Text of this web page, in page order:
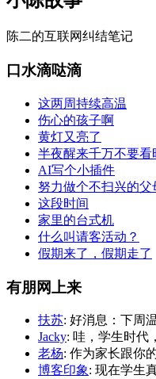
陈二的互联网纠结笔记
口水滴哒滴
这两周持续高温
伤心的孩子啊
黄灯又亮了
半夜醒来千万不要看
AI写个小插件
努力做个不扫兴的父
这段时间
家里的台式机
什么叫请客活动？
假期来了，假期走了
有朋网上来
扶苏: 好消息：下周
Jacky: 哇，学生时代
老杨: 作为家长跟你
博客印象: 现在学生